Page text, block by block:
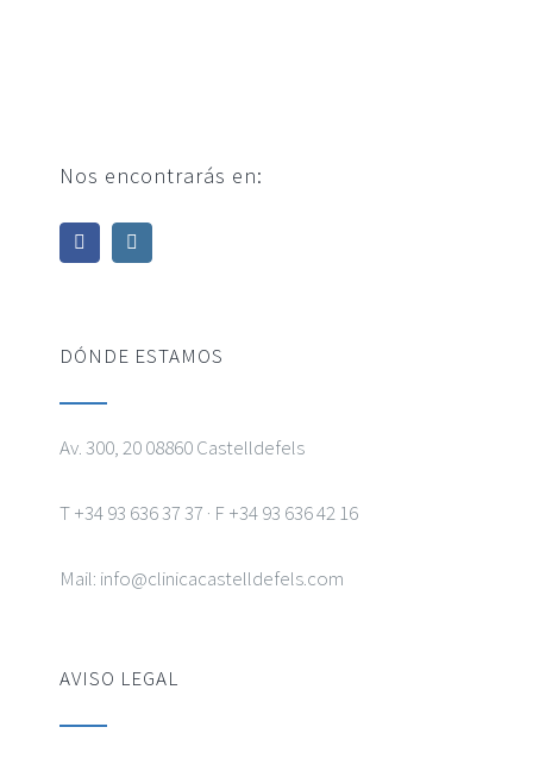
Nos encontrarás en:
DÓNDE ESTAMOS
Av. 300, 20 08860 Castelldefels
T +34 93 636 37 37 · F +34 93 636 42 16
Mail: info@clinicacastelldefels.com
AVISO LEGAL